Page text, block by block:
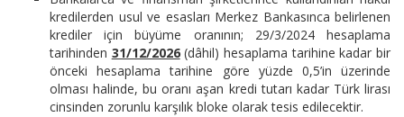
kredilerden usul ve esasları Merkez Bankasınca belirlenen
krediler için büyüme oranının; 29/3/2024 hesaplama
tarihinden 31/12/2026 (dâhil) hesaplama tarihine kadar bir
önceki hesaplama tarihine göre yüzde 0,5’in üzerinde
olması halinde, bu oranı aşan kredi tutarı kadar Türk lirası
cinsinden zorunlu karşılık bloke olarak tesis edilecektir.